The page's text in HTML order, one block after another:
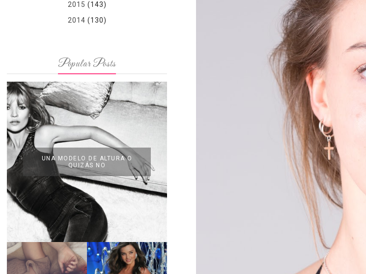
2015 (143)
2014 (130)
Popular Posts
UNA MODELO DE ALTURA O
QUIZÁS NO
LA BAILARINA
BLANCA DE LA